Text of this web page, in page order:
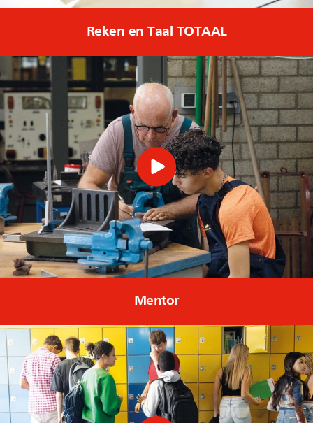
Reken en Taal TOTAAL
Mentor